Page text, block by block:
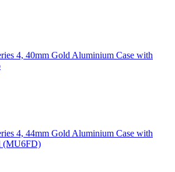
4, 40mm Gold Aluminium Case with
4, 44mm Gold Aluminium Case with
(MU6FD)